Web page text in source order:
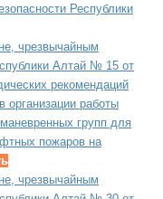
Республики
чрезвычайным
Алтай № 15 от
рекомендаций
организации работы
групп для
пожаров на
чрезвычайным